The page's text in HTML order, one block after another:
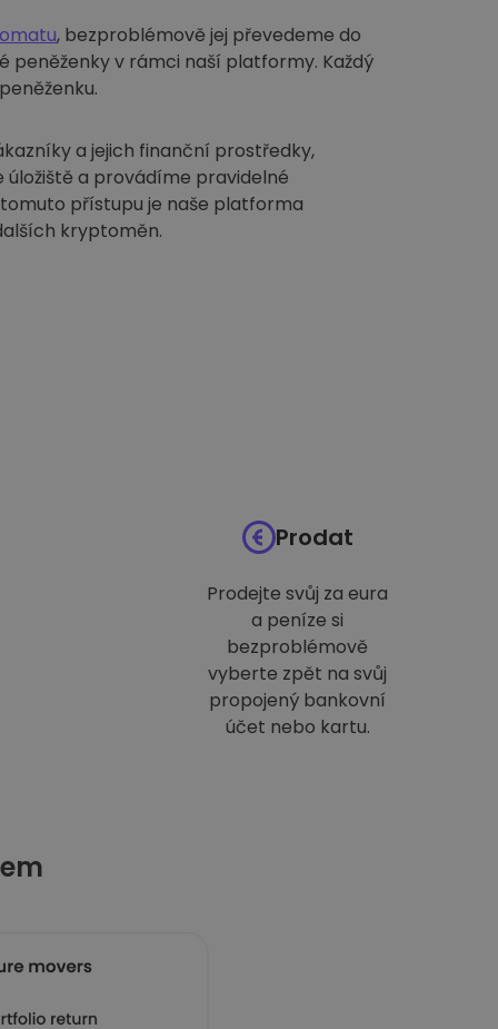
, bezproblémově jej převedeme do
peněženky v rámci naší platformy. Každý
a jejich finanční prostředky,
a provádíme pravidelné
přístupu je naše platforma
kryptoměn.
Prodat
Prodejte svůj za eura
a peníze si
bezproblémově
vyberte zpět na svůj
propojený bankovní
účet nebo kartu.